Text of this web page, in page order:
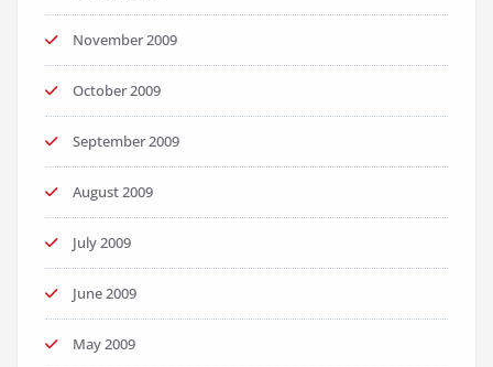
November 2009
October 2009
September 2009
August 2009
July 2009
June 2009
May 2009